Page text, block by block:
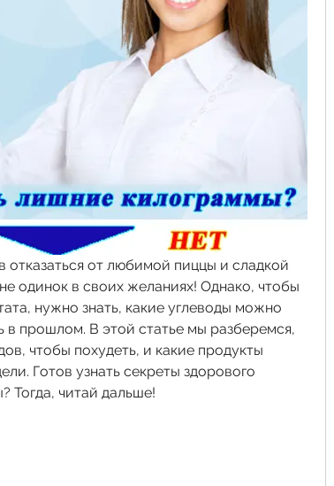
отказаться от любимой пиццы и сладкой
одинок в своих желаниях! Однако, чтобы
нужно знать, какие углеводы можно
в прошлом. В этой статье мы разберемся,
чтобы похудеть, и какие продукты
Готов узнать секреты здорового
Тогда, читай дальше!